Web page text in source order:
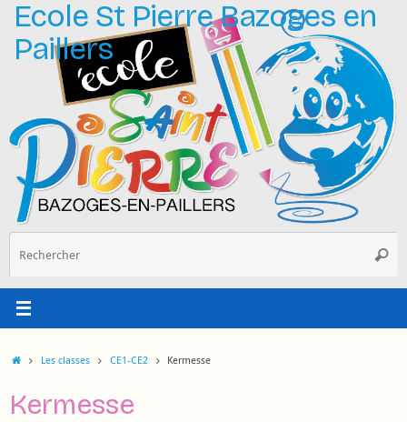
Passer
contenu
Ecole St Pierre Bazoges en
Paillers
AccueilLes classes CE1-CE2 Kermesse
Kermesse